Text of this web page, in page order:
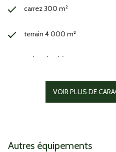
carrez 300 m²
terrain 4 000 m²
5 chambre(s)
VOIR PLUS DE
Autres équipements